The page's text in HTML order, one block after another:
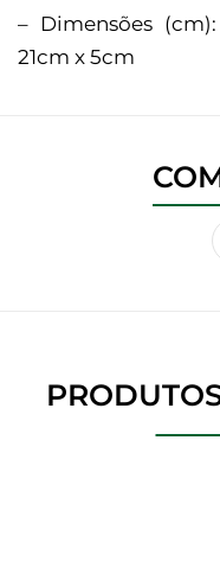
– Dimensões
21cm x 5cm